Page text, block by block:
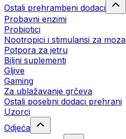
Ostali prehrambeni dodaci
Probavni enzimi
Probiotici
Nootropici i stimulansi za
Potpora za jetru
Biljni suplementi
Gljive
Gaming
Za ublažavanje grčeva
Ostali posebni dodaci prehrani
Uzorci
Odjeća